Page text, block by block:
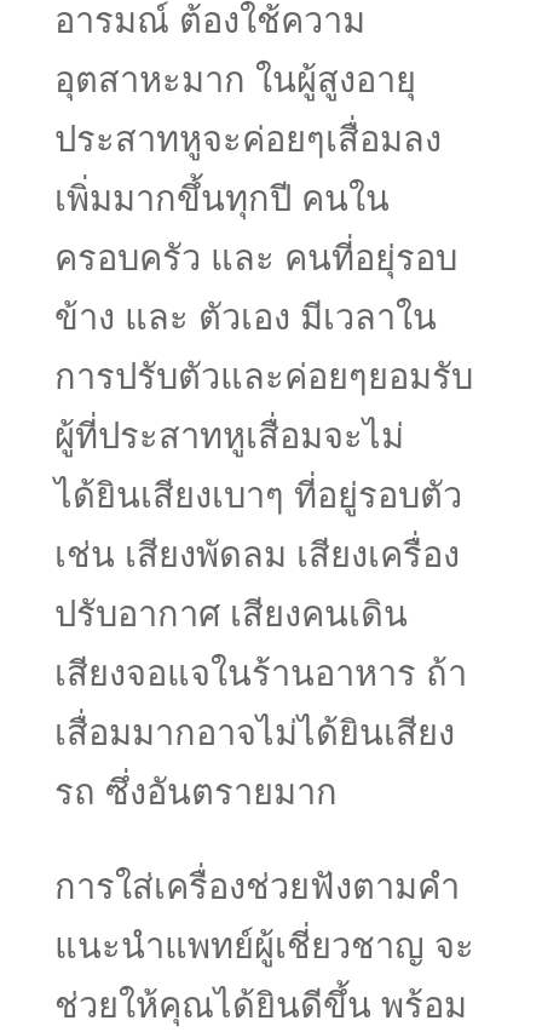
อารมณ์ ต้องใช้ความ
อุตสาหะมาก ในผู้สูงอายุ
ประสาทหูจะค่อยๆเสื่อมลง
เพิ่มมากขึ้นทุกปี คนใน
ครอบครัว และ คนที่อยุ่รอบ
ข้าง และ ตัวเอง มีเวลาใน
การปรับตัวและค่อยๆยอมรับ
ผู้ที่ประสาทหูเสื่อมจะไม่
ได้ยินเสียงเบาๆ ที่อยู่รอบตัว
เช่น เสียงพัดลม เสียงเครื่อง
ปรับอากาศ เสียงคนเดิน
เสียงจอแจในร้านอาหาร ถ้า
เสื่อมมากอาจไม่ได้ยินเสียง
รถ ซึ่งอันตรายมาก
การใส่เครื่องช่วยฟังตามคำ
แนะนำแพทย์ผู้เชี่ยวชาญ จะ
ช่วยให้คุณได้ยินดีขึ้น พร้อม